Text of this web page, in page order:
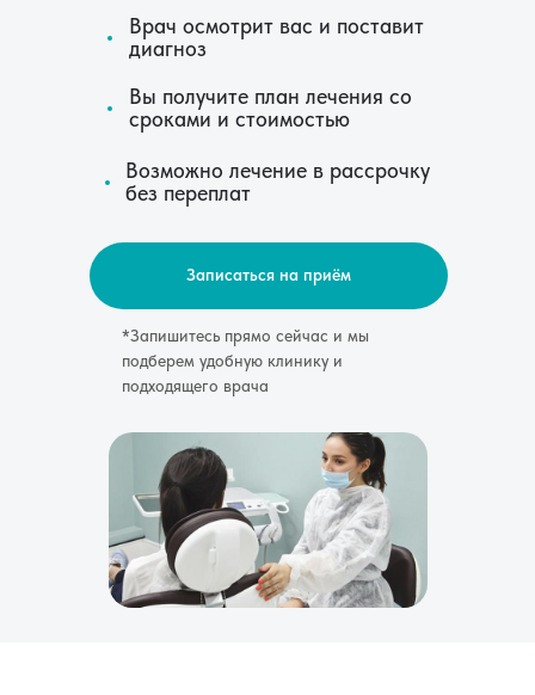
*Запишитесь прямо сейчас и мы
подберем удобную клинику и
подходящего врача
Врач осмотрит вас и поставит
диагноз
Вы получите план лечения со
сроками и стоимостью
Возможно лечение в рассрочку
без переплат
Записаться на приём